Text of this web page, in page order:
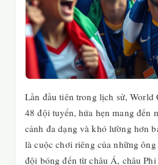
Lần đầu tiên trong lịch sử, World
48 đội tuyển, hứa hẹn mang đến
cảnh đa dạng và khó lường hơn
là cuộc chơi riêng của những
đội bóng đến từ châu Á, châu